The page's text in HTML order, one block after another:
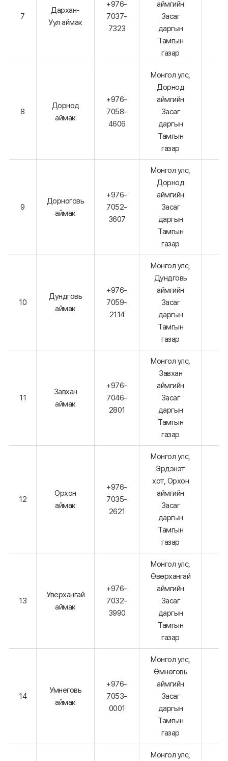
7
Дархан-
Уул аймак
+976-
7037-
7323
аймгийн
Засаг
даргын
Тамгын
газар
8
Дорнод
аймак
+976-
7058-
4606
Монгол улс,
Дорнод
аймгийн
Засаг
даргын
Тамгын
газар
9
Дорноговь
аймак
+976-
7052-
3607
Монгол улс,
Дорнод
аймгийн
Засаг
даргын
Тамгын
газар
10
Дундговь
аймак
+976-
7059-
2114
Монгол улс,
Дундговь
аймгийн
Засаг
даргын
Тамгын
газар
11
Завхан
аймак
+976-
7046-
2801
Монгол улс,
Завхан
аймгийн
Засаг
даргын
Тамгын
газар
12
Орхон
аймак
+976-
7035-
2621
Монгол улс,
Эрдэнэт
хот, Орхон
аймгийн
Засаг
даргын
Тамгын
газар
13
Уверхангай
аймак
+976-
7032-
3990
Монгол улс,
Өвөрхангай
аймгийн
Засаг
даргын
Тамгын
газар
14
Умнеговь
аймак
+976-
7053-
0001
Монгол улс,
Өмнөговь
аймгийн
Засаг
даргын
Тамгын
газар
Монгол улс,